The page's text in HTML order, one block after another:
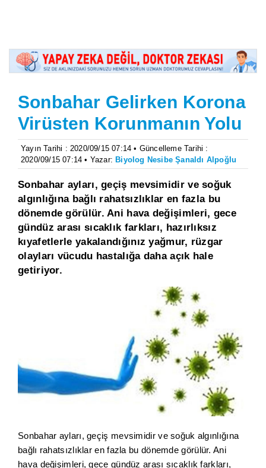
Sonbahar Gelirken Korona
Virüsten Korunmanın Yolu
Yayın Tarihi : 2020/09/15 07:14 • Güncelleme Tarihi :
2020/09/15 07:14 • Yazar:Biyolog Nesibe Şanaldı Alpoğlu
Sonbahar ayları, geçiş mevsimidir ve soğuk
algınlığına bağlı rahatsızlıklar en fazla bu
dönemde görülür. Ani hava değişimleri, gece
gündüz arası sıcaklık farkları, hazırlıksız
kıyafetlerle yakalandığınız yağmur, rüzgar
olayları vücudu hastalığa daha açık hale
getiriyor.
Sonbahar ayları, geçiş mevsimidir ve soğuk algınlığına
bağlı rahatsızlıklar en fazla bu dönemde görülür. Ani
hava değişimleri, gece gündüz arası sıcaklık farkları,